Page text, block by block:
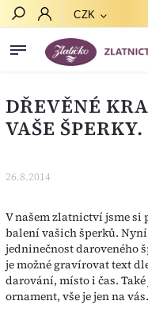
CZK
DŘEVĚNÉ
VAŠE ŠPERKY.
26.8.2014
V našem zlatnictví jsme
balení vašich šperků.
jedninečnost daroveného
je možné gravírovat text
darování, místo i čas.
ornament, vše je jen na